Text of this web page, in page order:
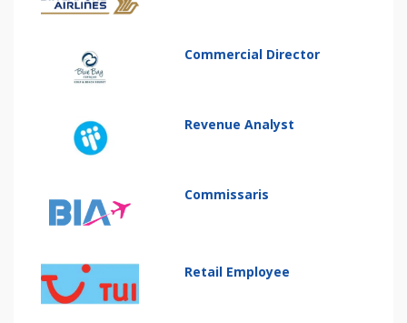
Commercial Director
Revenue Analyst
Commissaris
Retail Employee